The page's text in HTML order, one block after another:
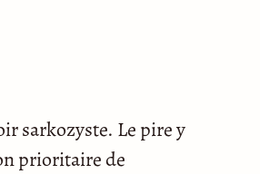
sarkozyste. Le pire y
prioritaire de